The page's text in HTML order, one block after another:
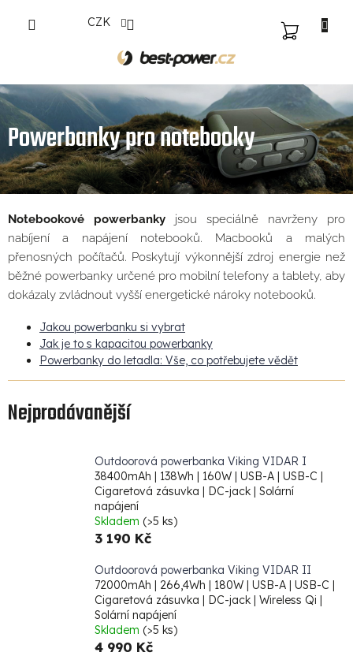
CZK
NÁKUPNÍ
Powerbanky pro notebooky
Notebookové powerbanky jsou speciálně navrženy pro
nabíjení a napájení notebooků. Macbooků a malých
přenosných počítačů. Poskytují výkonnější zdroj energie než
běžné powerbanky určené pro mobilní telefony a tablety, aby
dokázaly zvládnout vyšší energetické nároky notebooků.
Jakou powerbanku si vybrat
Jak je to s kapacitou powerbanky
Powerbanky do letadla: Vše, co potřebujete vědět
Nejprodávanější
Outdoorová powerbanka Viking VIDAR I
38400mAh | 138Wh | 160W | USB-A | USB-C |
Cigaretová zásuvka | DC-jack | Solární
napájení
Skladem (>5 ks)
3 190 Kč
Outdoorová powerbanka Viking VIDAR II
72000mAh | 266,4Wh | 180W | USB-A | USB-C |
Cigaretová zásuvka | DC-jack | Wireless Qi |
Solární napájení
Skladem (>5 ks)
4 990 Kč